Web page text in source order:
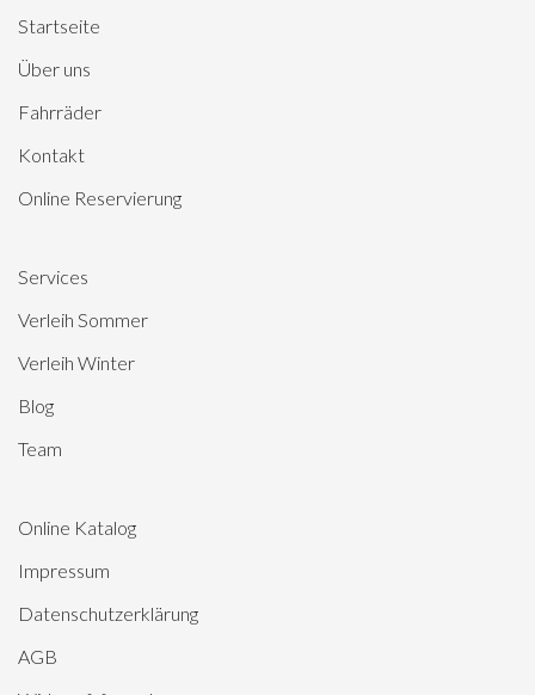
Startseite
Über uns
Fahrräder
Kontakt
Online Reservierung
Services
Verleih Sommer
Verleih Winter
Blog
Team
Online Katalog
Impressum
Datenschutzerklärung
AGB